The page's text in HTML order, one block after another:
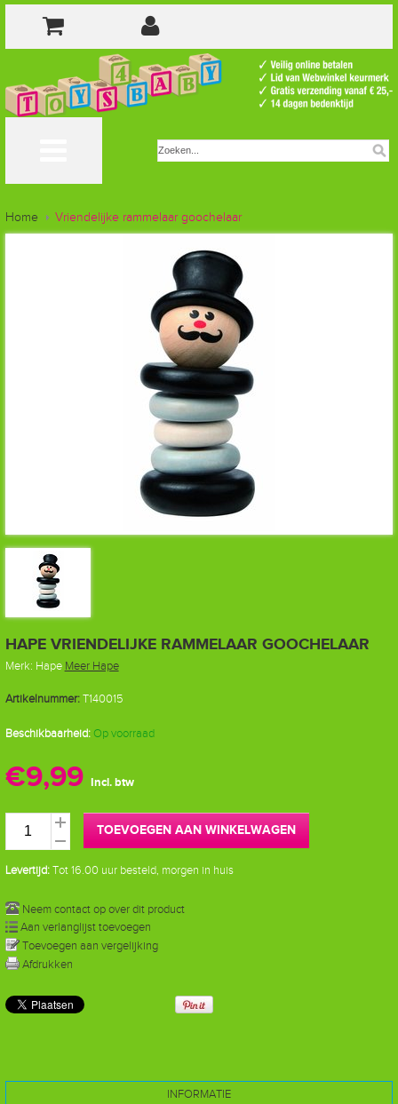
Home Vriendelijke rammelaar goochelaar
HAPE VRIENDELIJKE RAMMELAAR GOOCHELAAR
Merk: Hape Meer Hape
Artikelnummer: T140015
Beschikbaarheid: Op voorraad
€9,99 Incl. btw
TOEVOEGEN AAN WINKELWAGEN
Levertijd:Tot 16.00 uur besteld, morgen in huis
Neem contact op over dit product
Aan verlanglijst toevoegen
Toevoegen aan vergelijking
Afdrukken
INFORMATIE